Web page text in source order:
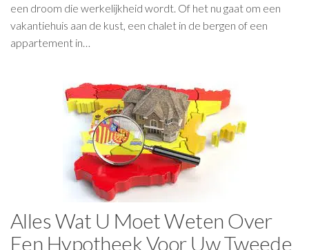
een droom die werkelijkheid wordt. Of het nu gaat om een
vakantiehuis aan de kust, een chalet in de bergen of een
appartement in…
Alles Wat U Moet Weten Over
Een Hypotheek Voor Uw Tweede